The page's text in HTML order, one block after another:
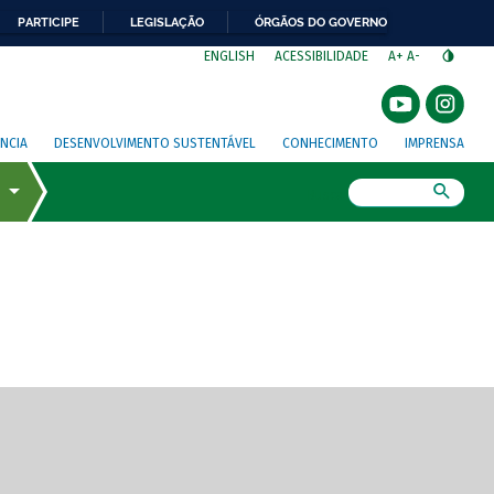
PARTICIPE LEGISLAÇÃO ÓRGÃOS DO GOVERNO
ENGLISH ACESSIBILIDADE A+ A-
DESENVOLVIMENTO SUSTENTÁVEL CONHECIMENTO IMPRENSA
de tela